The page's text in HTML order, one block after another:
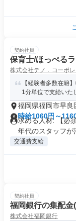
契約社員
保育士/ほっぺる
株式会社テノ．コーポ
【経験者多数在籍
1分単位で支給いた
福岡県福岡市早良
時給1060円～
求める人材: 【必
年代のスタッフが
交通費支給
契約社員
福岡銀行の集配
株式会社福岡銀行